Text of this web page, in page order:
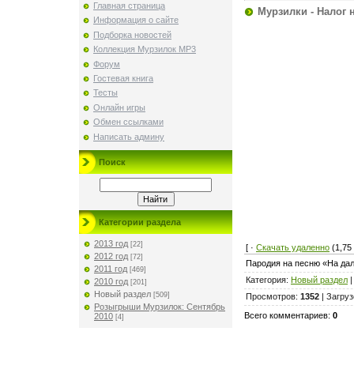
Главная страница
Информация о сайте
Подборка новостей
Коллекция Мурзилок MP3
Форум
Гостевая книга
Тесты
Онлайн игры
Обмен ссылками
Написать админу
Поиск
Категории раздела
2013 год [22]
2012 год [72]
2011 год [469]
2010 год [201]
Новый раздел [509]
Розыгрыши Мурзилок: Сентябрь
2010 [4]
Мурзилки - Налог
[ · Скачать удаленно
Пародия на песню «На
Категория: Новый раздел |
Просмотров: 1352 |
Всего комментариев: 0